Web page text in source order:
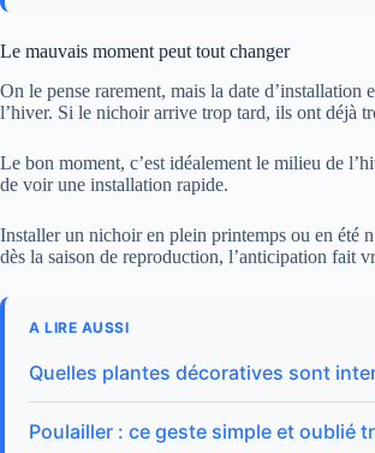
Le mauvais moment peut tout changer
On le pense rarement, mais la date
l’hiver. Si le nichoir arrive trop tard, ils ont déjà
Le bon moment, c’est idéalement le milieu de
de voir une installation rapide.
Installer un nichoir en plein printemps ou en été
dès la saison de reproduction, l’anticipation fait
A LIRE AUSSI
Quelles plantes décoratives sont
Poulailler : ce geste simple et oublié